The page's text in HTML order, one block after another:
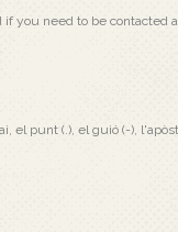
you need to be contacted
el punt (.), el guió (-),